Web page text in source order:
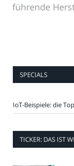
führende
SPECIALS
IoT-Beispiele: die
TICKER: DAS IST